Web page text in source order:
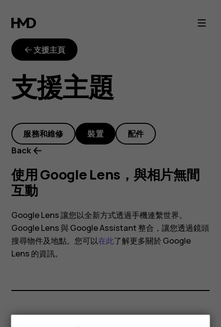
使
用
Google
Lens，
與
相
片
無
間
互
動
支援主頁
支援主題
服務和維修 裝置
配件
Back
使用 Google Lens，與相片無間
互動
Google Lens 讓您以全新方式透過手機連繫世界。
Google Lens 與 Google Assistant 整合，讓您透過鏡頭
搜尋物件及地點。您可以在此了解更多關於 Google
Lens 的資訊。